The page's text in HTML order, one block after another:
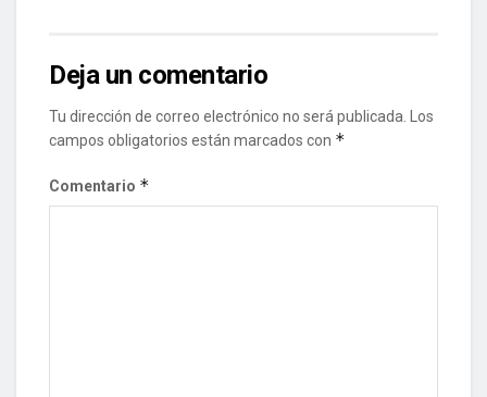
Deja un comentario
Tu dirección de correo electrónico no será publicada. Los
campos obligatorios están marcados con *
Comentario *